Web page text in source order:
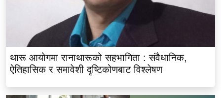
थारू आयोगमा रानाथारूको सहभागिता : संवैधानिक,
ऐतिहासिक र समावेशी दृष्टिकोणबाट विश्लेषण